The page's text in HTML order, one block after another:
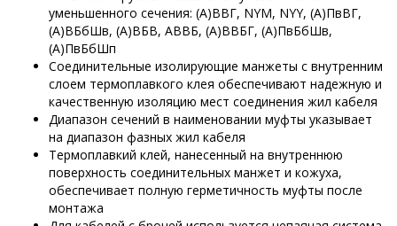
уменьшенного сечения: (А)ВВГ, NYM, NYY, (А)ПвВГ,
(А)ВБбШв, (А)ВБВ, АВВБ, (А)ВВБГ, (А)ПвБбШв,
(А)ПвБбШп
Соединительные изолирующие манжеты с внутренним
слоем термоплавкого клея обеспечивают надежную и
качественную изоляцию мест соединения жил кабеля
Диапазон сечений в наименовании муфты указывает
на диапазон фазных жил кабеля
Термоплавкий клей, нанесенный на внутреннюю
поверхность соединительных манжет и кожуха,
обеспечивает полную герметичность муфты после
монтажа